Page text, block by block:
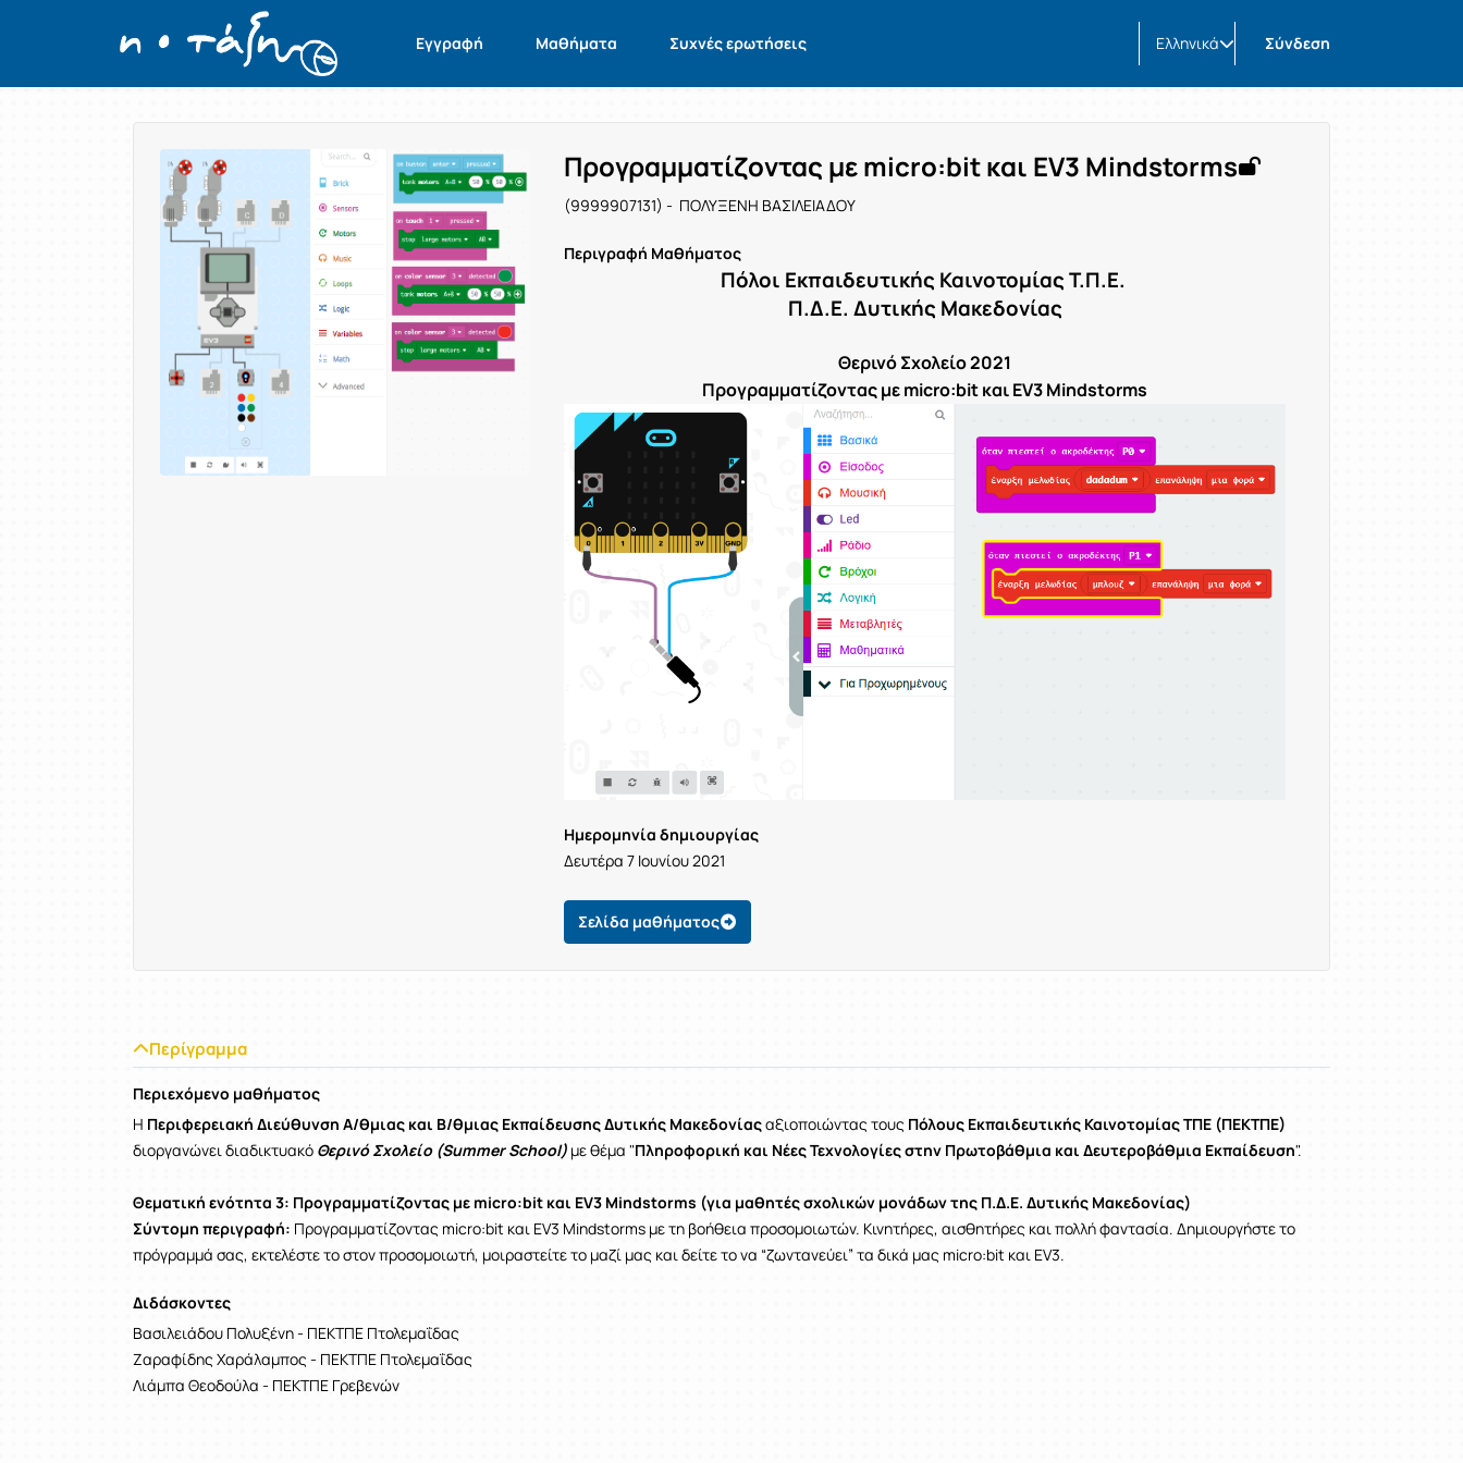
Εγγραφή Μαθήματα Συχνές ερωτήσεις Ελληνικά Σύνδεση
Παρουσίαση/Προβολή
Προγραμματίζοντας με micro:bit και EV3 Μindstorms
(9999907131) - ΠΟΛΥΞΕΝΗ ΒΑΣΙΛΕΙΑΔΟΥ
Περιγραφή Μαθήματος
Πόλοι Εκπαιδευτικής Καινοτομίας Τ.Π.Ε.
Π.Δ.Ε. Δυτικής Μακεδονίας
Θερινό Σχολείο 2021
Προγραμματίζοντας με micro:bit και EV3 Μindstorms
Ημερομηνία δημιουργίας
Δευτέρα 7 Ιουνίου 2021
Σελίδα μαθήματος
Περίγραμμα
Περιεχόμενο μαθήματος
Η Περιφερειακή Διεύθυνση Α/θμιας και Β/θμιας Εκπαίδευσης Δυτικής Μακεδονίαςαξιοποιώντας τους Πόλους Εκπαιδευτικής Καινοτομίας ΤΠΕ (ΠΕΚΤΠΕ)
διοργανώνει διαδικτυακό Θερινό Σχολείο (Summer School) με θέμα "Πληροφορική και Νέες Τεχνολογίες στην Πρωτοβάθμια και Δευτεροβάθμια Εκπαίδευση".
Θεματική ενότητα 3: Προγραμματίζοντας με micro:bit και EV3 Mindstorms (για μαθητές σχολικών μονάδων της Π.Δ.Ε. Δυτικής Μακεδονίας)
Σύντομη περιγραφή: Προγραμματίζοντας micro:bit και EV3 Mindstorms με τη βοήθεια προσομοιωτών. Κινητήρες, αισθητήρες και πολλή φαντασία. Δημιουργήστε το
πρόγραμμά σας, εκτελέστε το στον προσομοιωτή, μοιραστείτε το μαζί μας και δείτε το να “ζωντανεύει” τα δικά μας micro:bit και EV3.
Διδάσκοντες
Βασιλειάδου Πολυξένη - ΠΕΚΤΠΕ Πτολεμαΐδας
Ζαραφίδης Χαράλαμπος - ΠΕΚΤΠΕ Πτολεμαΐδας
Λιάμπα Θεοδούλα - ΠΕΚΤΠΕ Γρεβενών